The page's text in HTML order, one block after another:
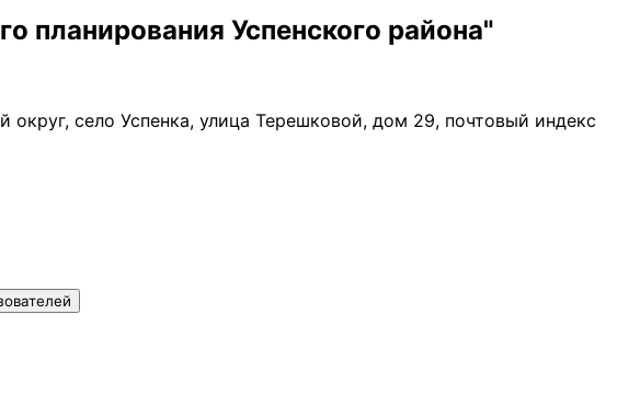
планирования Успенского района"
округ, село Успенка, улица Терешковой, дом 29, почтовый индекс